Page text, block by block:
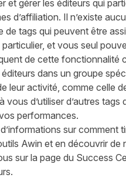
et gérer les éditeurs qui
d’affiliation. Il n’existe
de tags qui peuvent être
et vous seul
de cette fonctionnalité
dans un groupe
leur activité, comme celle
vous d’utiliser d’autres tags
performances.
sur comment
Awin et en découvrir de
sur la page du Success
.